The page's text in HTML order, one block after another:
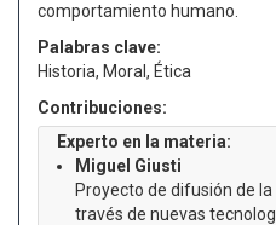
comportamiento humano.
Palabras clave:
Historia, Moral, Ética
Contribuciones:
Experto en la materia:
Miguel Giusti
Proyecto de difusión de
través de nuevas